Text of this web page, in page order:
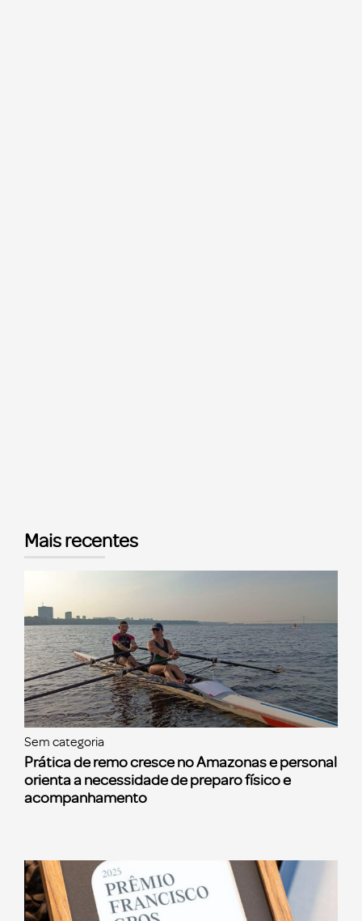
Mais recentes
Sem categoria
Prática de remo cresce no Amazonas e personal
orienta a necessidade de preparo físico e
acompanhamento